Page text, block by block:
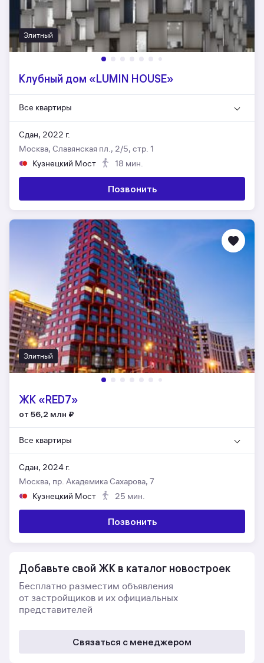
Элитный
Клубный дом «LUMIN HOUSE»
Все квартиры
Сдан, 2022 г.
Москва, Славянская пл., 2/5, стр. 1
Кузнецкий Мост
18 мин.
Позвонить
Элитный
ЖК «RED7»
от 56,2 млн ₽
Все квартиры
Сдан, 2024 г.
Москва, пр. Академика Сахарова, 7
Кузнецкий Мост
25 мин.
Позвонить
Добавьте свой ЖК в каталог новостроек
Бесплатно разместим объявления
от застройщиков и их официальных
представителей
Связаться с менеджером